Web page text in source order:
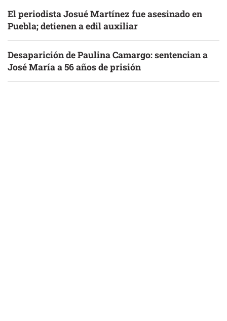
El periodista Josué Martínez fue asesinado en
Puebla; detienen a edil auxiliar
Desaparición de Paulina Camargo: sentencian a
José María a 56 años de prisión